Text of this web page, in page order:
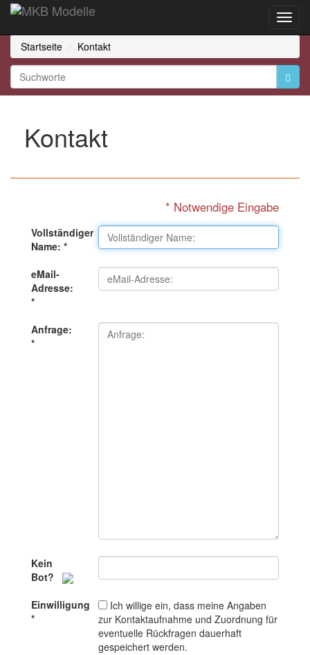
Startseite
Kontakt
Kontakt
* Notwendige Eingabe
Vollständiger
Name: *
eMail-
Adresse:
*
Anfrage:
*
Kein
Bot?
Einwilligung
*
Ich willige ein, dass meine Angaben
zur Kontaktaufnahme und Zuordnung für
eventuelle Rückfragen dauerhaft
gespeichert werden.